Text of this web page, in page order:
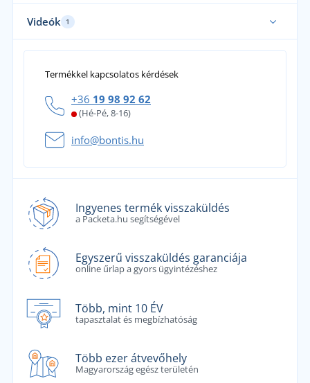
Videók 1
Termékkel kapcsolatos kérdések
+36 19 98 92 62
(Hé-Pé, 8-16)
info@bontis.hu
Ingyenes termék visszaküldés
a Packeta.hu segítségével
Egyszerű visszaküldés garanciája
online űrlap a gyors ügyintézéshez
Több, mint 10 ÉV
tapasztalat és megbízhatóság
Több ezer átvevőhely
Magyarország egész területén